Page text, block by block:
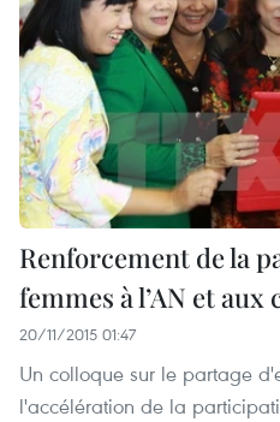
Renforcement de la
femmes à l’AN et
20/11/2015 01:47
Un colloque sur le partage
l'accélération de la